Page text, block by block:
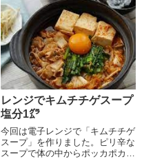
レンジでキムチチゲスープ
塩分1㌘
今回は電子レンジで「キムチチゲ
スープ」を作りました。ピリ辛な
スープで体の中からポッカポカに